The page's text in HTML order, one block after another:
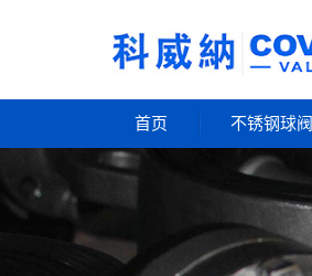
首页 不锈钢球阀